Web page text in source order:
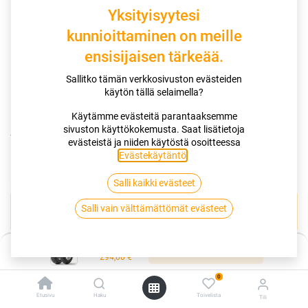
294,00€
Etusivu Haku
0
Toivelista Tili
Kauppa 140/90-15 70H DUNLOP D404 XL
140/90-15 70H DUNLOP D404 XL
Tuotekoodi:261021
Tällä tuotteella ei ole kelvollista yhdistelmää.
Yksityisyytesi
kunnioittaminen on meille
ensisijaisen tärkeää.
Sallitko tämän verkkosivuston evästeiden
käytön tällä selaimella?
Käytämme evästeitä parantaaksemme
sivuston käyttökokemusta. Saat lisätietoja
evästeistä ja niiden käytöstä osoitteessa
Evästekäytäntö
Salli kaikki evästeet
Salli vain välttämättömät evästeet